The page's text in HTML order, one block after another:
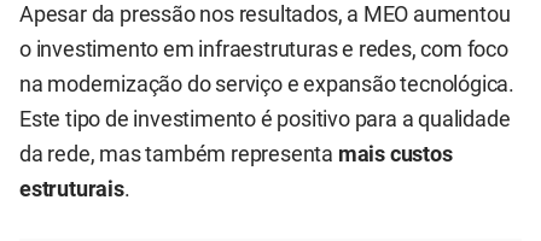
Apesar da pressão nos resultados, a MEO aumentou
o investimento em infraestruturas e redes, com foco
na modernização do serviço e expansão tecnológica.
Este tipo de investimento é positivo para a qualidade
da rede, mas também representa mais custos
estruturais.